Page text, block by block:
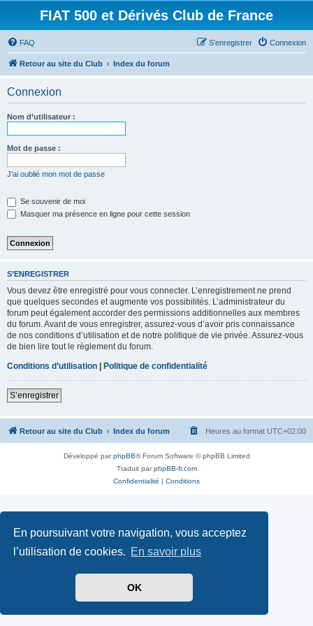
En poursuivant votre navigation, vous acceptez
l’utilisation de cookies. En savoir plus
OK
FIAT 500 et Dérivés Club de France
FAQ Connexion
S’enregistrer
Retour au site du Club Index du forum
Connexion
Nom d’utilisateur :
Mot de passe :
J’ai oublié mon mot de passe
Se souvenir de moi
Masquer ma présence en ligne pour cette session
S’ENREGISTRER
Vous devez être enregistré pour vous connecter. L’enregistrement ne prend
que quelques secondes et augmente vos possibilités. L’administrateur du
forum peut également accorder des permissions additionnelles aux membres
du forum. Avant de vous enregistrer, assurez-vous d’avoir pris connaissance
de nos conditions d’utilisation et de notre politique de vie privée. Assurez-vous
de bien lire tout le règlement du forum.
Conditions d’utilisation | Politique de confidentialité
S’enregistrer
Retour au site du Club Index du forum Heures au format UTC+02:00
Développé parphpBB® Forum Software © phpBB Limited
Traduit parphpBB-fr.com
Confidentialité | Conditions